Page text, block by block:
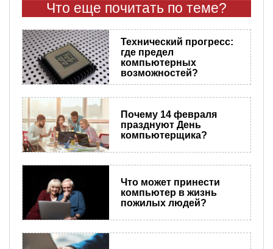
Что еще почитать по теме?
Технический прогресс:
где предел
компьютерных
возможностей?
Почему 14 февраля
празднуют День
компьютерщика?
Что может принести
компьютер в жизнь
пожилых людей?